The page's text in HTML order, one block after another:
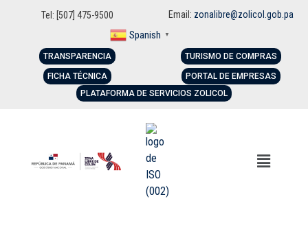
Tel: [507] 475-9500 Email: zonalibre@zolicol.gob.pa
Spanish ▼
TRANSPARENCIA
FICHA TÉCNICA
TURISMO DE COMPRAS
PORTAL DE EMPRESAS
PLATAFORMA DE SERVICIOS ZOLICOL